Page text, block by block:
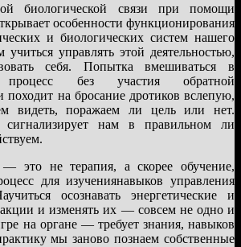
биологической связи при помощи
особенности функционирования
и биологических систем нашего
управлять этой деятельностью,
себя. Попытка вмешиваться в
процесс без участия обратной
походит на бросание дротиков вслепую,
видеть, поражаем ли цель или нет.
сигнализирует нам в правильном ли
— это не терапия, а скорее обучение,
для изучениянавыков управления
осознавать энергетические и
и изменять их — совсем не одно и
на органе — требует знания, навыков
мы заново познаем собственные